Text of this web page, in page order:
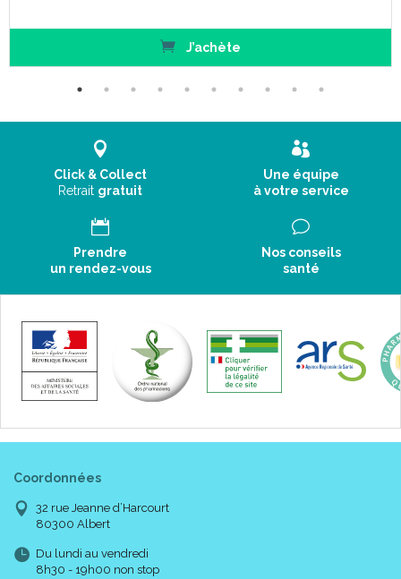
J’achète
Click & Collect
Retrait gratuit
Une équipe
à votre service
Prendre
un rendez-vous
Nos conseils
santé
Coordonnées
32 rue Jeanne d’Harcourt
80300 Albert
Du lundi au vendredi
8h30 - 19h00 non stop